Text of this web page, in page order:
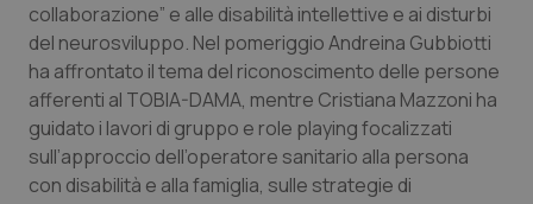
Tumori del Polmone & Testa Collo
Tumori gastrointestinali
Ulcera & Reflusso
collaborazione” e alle disabilità intellettive e ai disturbi
del neurosviluppo. Nel pomeriggio Andreina Gubbiotti
ha affrontato il tema del riconoscimento delle persone
afferenti al TOBIA-DAMA, mentre Cristiana Mazzoni ha
guidato i lavori di gruppo e role playing focalizzati
sull’approccio dell’operatore sanitario alla persona
con disabilità e alla famiglia, sulle strategie di